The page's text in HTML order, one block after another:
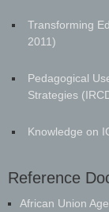
Transforming
2011)
Pedagogical
Strategies
Knowledge on
Reference
​African Union